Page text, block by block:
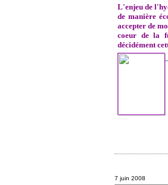
L'enjeu de
de manière
accepter de
coeur de la
décidément
7 juin 2008